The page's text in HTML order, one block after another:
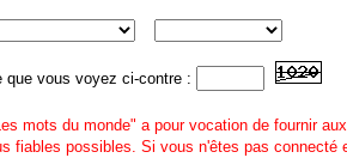
que vous voyez ci-contre :
mots du monde" a pour vocation de fournir
fiables possibles. Si vous n'êtes pas connecté